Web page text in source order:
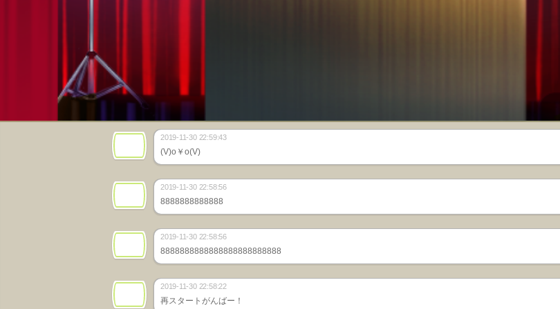
2019-11-30 22:59:43
(V)o￥o(V)
2019-11-30 22:58:56
8888888888888
2019-11-30 22:58:56
8888888888888888888888888
2019-11-30 22:58:22
再スタートがんばー！